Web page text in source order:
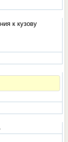
к кузову